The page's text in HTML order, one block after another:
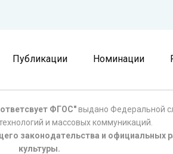
Публикации Номинации
ФГОС"выдано Федеральной
и массовых коммуникаций.
законодательства и официальных
культуры.